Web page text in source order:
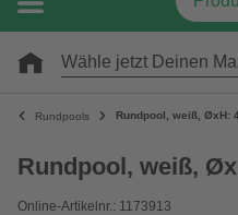
Wähle jetzt Deinen
Rundpools Rundpool, weiß, ØxH:
Rundpool, weiß,
Online-Artikelnr.: 1173913